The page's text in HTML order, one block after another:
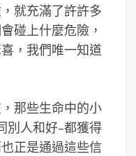
就充滿了許許多
碰上什麼危險，
，我們唯一知道
那些生命中的小
別人和好–都獲得
正是通過這些信